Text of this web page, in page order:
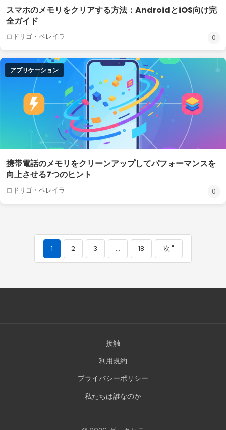
スマホのメモリをクリアする方法：AndroidとiOS向け完
全ガイド
ロドリゴ・ペレイラ 0
アプリケーション
携帯電話のメモリをクリーンアップしてパフォーマンスを
向上させる7つのヒント
ロドリゴ・ペレイラ 0
1 2 3 … 18 次 "
接触
利用規約
プライバシーポリシー
私たちは誰なのか